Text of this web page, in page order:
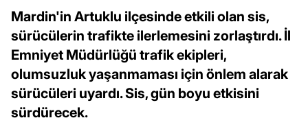
Mardin'in Artuklu ilçesinde etkili olan sis,
sürücülerin trafikte ilerlemesini zorlaştırdı. İl
Emniyet Müdürlüğü trafik ekipleri,
olumsuzluk yaşanmaması için önlem alarak
sürücüleri uyardı. Sis, gün boyu etkisini
sürdürecek.